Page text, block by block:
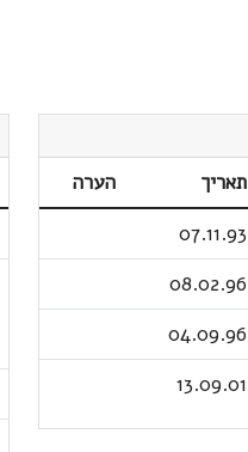
תאריך
הערה
07.11.93
08.02.96
04.09.96
13.09.01